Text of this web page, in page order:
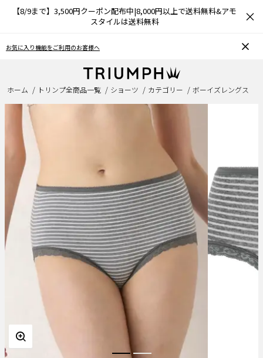
【8/9まで】3,500円クーポン配布中|8,000円以上で送料無料&アモ
スタイルは送料無料
×
お気に入り機能をご利用のお客様へ
ホーム トリンプ全商品一覧 ショーツ カテゴリー ボーイズレングス